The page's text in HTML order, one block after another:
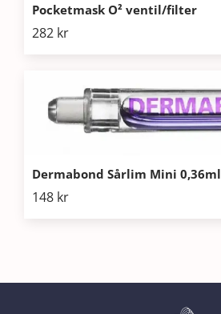
Pocketmask O² ventil/filter
282 kr
Dermabond Sårlim Mini 0,36ml
148 kr